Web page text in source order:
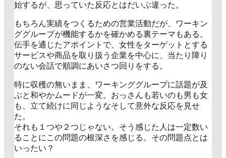
始するが、思っていた反応とはだいぶ違った。
もちろん実績をつくるための営業活動だが、ワーキン
ググループが機能するかを確かめる裏テーマもある。
伝手を通じたアポイントで、女性をターゲットとする
サービスや商品を取り扱う企業を中心に、当たり障り
のない会話で順調にあいさつ回りをする。
特に収穫の無いまま、ワーキンググループに話題が及
ぶと和やかムードが一変。おっさんも若いのも男も女
も、立て続けに同じようなそして意外な反応を見せ
た。
それも１つや２つじゃない。そう感じた人は一定数い
ることにこの問題の根深さを感じる。その問題点とは
いったい？